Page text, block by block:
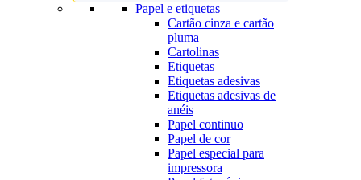
Papel e etiquetas
Cartão cinza e cartão
pluma
Cartolinas
Etiquetas
Etiquetas adesivas
Etiquetas adesivas de
anéis
Papel continuo
Papel de cor
Papel especial para
impressora